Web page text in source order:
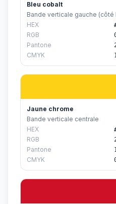
Bleu cobalt
Bande verticale gauche (côté
HEX
RGB
Pantone
CMYK
Jaune chrome
Bande verticale centrale
HEX
RGB
Pantone
CMYK